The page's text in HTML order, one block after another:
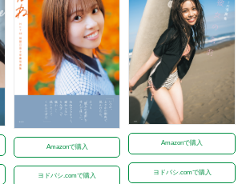
Amazonで購入
ヨドバシ.comで購入
Amazonで購入
ヨドバシ.comで購入